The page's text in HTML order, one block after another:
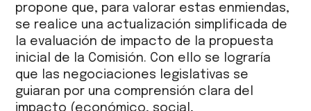
propone que, para valorar estas enmiendas,
se realice una actualización simplificada de
la evaluación de impacto de la propuesta
inicial de la Comisión. Con ello se lograría
que las negociaciones legislativas se
guiaran por una comprensión clara del
impacto (económico, social,